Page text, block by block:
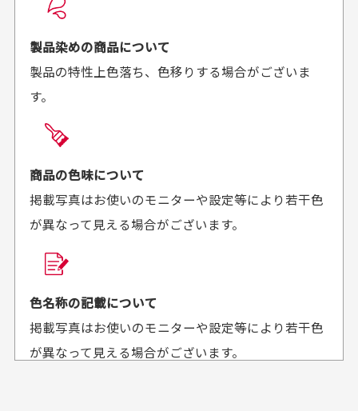
がとうございます。丁寧
に梱包されていて、商品
の状態も良好でした。気
があればよろしくお願い
来ました。またお願いし
セールかつポイント
も使えて、お得に購
入出来ました
セールかつポイントも使
おります
欲しかったスカートが購
お届け希望日時をご指定頂けます。
ご注文時にご指定下さい。
商品の受け渡しは、ゆうパックでの配送のみとさせて
頂いております。
商品購入からどれくらいで発送してもらえます
か？
平日午前9時までのご注文で最短当日発送させて頂いて
せて頂いております。
製品染めの商品について
製品の特性上色落ち、色移りする場合がございま
す。
商品の色味について
掲載写真はお使いのモニターや設定等により若干色
が異なって見える場合がございます。
色名称の記載について
掲載写真はお使いのモニターや設定等により若干色
が異なって見える場合がございます。